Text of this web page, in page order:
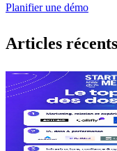
Planifier une démo
Articles récents